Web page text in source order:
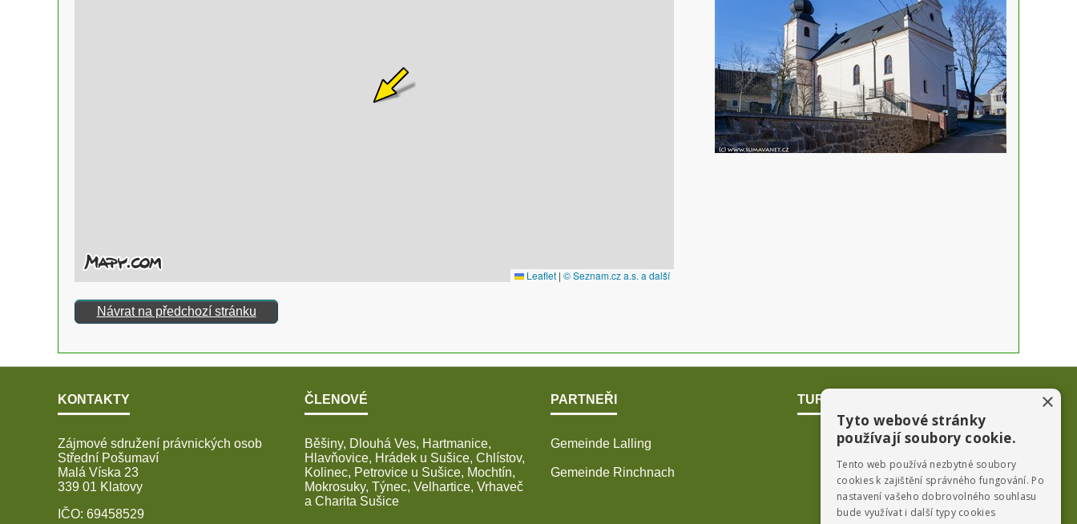
Návrat na předchozí stránku
KONTAKTY
Zájmové sdružení právnických osob
Střední Pošumaví
Malá Víska 23
339 01 Klatovy
IČO: 69458529
ČLENOVÉ
Běšiny, Dlouhá Ves, Hartmanice,
Hlavňovice, Hrádek u Sušice, Chlístov,
Kolinec, Petrovice u Sušice, Mochtín,
Mokrosuky, Týnec, Velhartice, Vrhaveč
a Charita Sušice
PARTNEŘI
Gemeinde Lalling
Gemeinde Rinchnach
TURISTICKÁ OBLAST POŠUMAVÍ ×
Tyto webové stránky
používají soubory cookie.
Tento web používá nezbytné soubory
cookies k zajištění správného fungování. Po
nastavení vašeho dobrovolného souhlasu
bude využívat i další typy cookies